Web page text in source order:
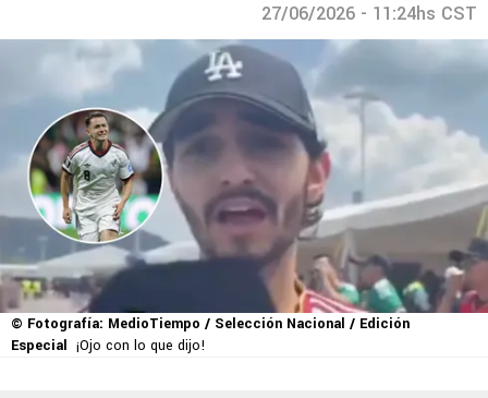
27/06/2026 - 11:24hs CST
© Fotografía: MedioTiempo / Selección Nacional / Edición
Especial ¡Ojo con lo que dijo!